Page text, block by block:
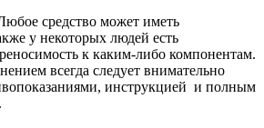
средство может иметь
у некоторых людей есть
к каким-либо компонентам.
всегда следует внимательно
инструкцией и полным